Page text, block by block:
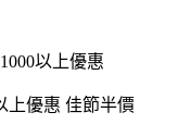
以上優惠
上優惠 佳節半價